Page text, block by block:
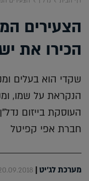
הצעירים
הכירו את
שקדי הוא בעלים
הנקראת על שמו,
העוסקת בייזום
חברת אפי קפיטל
מערכת לג'יט|
| 11:07